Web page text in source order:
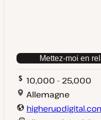
Mettez-moi en
10,000 - 25,000
Allemagne